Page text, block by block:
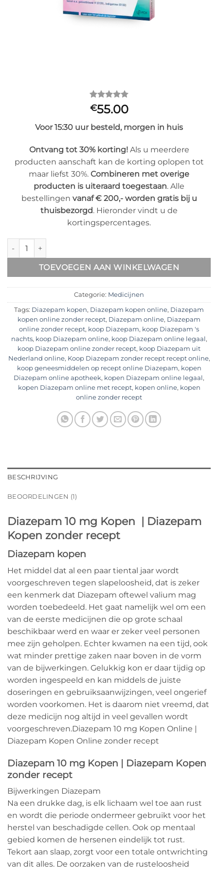
Gewaardeerd
5op 5
op
1
€55.00
Voor 15:30 uur besteld, morgen in huis
Ontvang tot 30% korting!Als u meerdere
producten aanschaft kan de korting oplopen tot
maar liefst 30%. Combineren met overige
producten is uiteraard toegestaan. Alle
bestellingen vanaf € 200,- worden gratis bij u
thuisbezorgd. Hieronder vindt u de
kortingspercentages.
Diazepam 10 mg Kopen aantal
TOEVOEGEN AAN WINKELWAGEN
Categorie: Medicijnen
Tags: Diazepam kopen, Diazepam kopen online, Diazepam
kopen online zonder recept, Diazepam online, Diazepam
online zonder recept, koop Diazepam, koop Diazepam 's
nachts, koop Diazepam online, koop Diazepam online legaal,
koop Diazepam online zonder recept, koop Diazepam uit
Nederland online, Koop Diazepam zonder recept recept online,
koop geneesmiddelen op recept online Diazepam, kopen
Diazepam online apotheek, kopen Diazepam online legaal,
kopen Diazepam online met recept, kopen online, kopen
online zonder recept
BESCHRIJVING
BEOORDELINGEN (1)
Diazepam 10 mg Kopen | Diazepam
Kopen zonder recept
Diazepam kopen
Het middel dat al een paar tiental jaar wordt
voorgeschreven tegen slapeloosheid, dat is zeker
een kenmerk dat Diazepam oftewel valium mag
worden toebedeeld. Het gaat namelijk wel om een
van de eerste medicijnen die op grote schaal
beschikbaar werd en waar er zeker veel personen
mee zijn geholpen. Echter kwamen na een tijd, ook
wat minder prettige zaken naar boven in de vorm
van de bijwerkingen. Gelukkig kon er daar tijdig op
worden ingespeeld en kan middels de juiste
doseringen en gebruiksaanwijzingen, veel ongerief
worden voorkomen. Het is daarom niet vreemd, dat
deze medicijn nog altijd in veel gevallen wordt
voorgeschreven.Diazepam 10 mg Kopen Online |
Diazepam Kopen Online zonder recept
Diazepam 10 mg Kopen | Diazepam Kopen
zonder recept
Bijwerkingen Diazepam
Na een drukke dag, is elk lichaam wel toe aan rust
en wordt die periode ondermeer gebruikt voor het
herstel van beschadigde cellen. Ook op mentaal
gebied komen de hersenen eindelijk tot rust.
Tekort aan slaap, zorgt voor een totale ontwrichting
van dit alles. De oorzaken van de rusteloosheid